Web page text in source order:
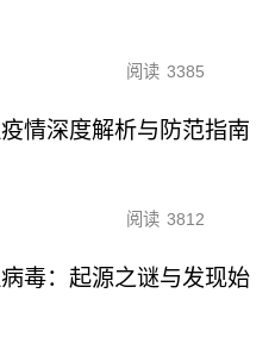
阅读 3385
情深度解析与防范指南
阅读 3812
毒：起源之谜与发现始